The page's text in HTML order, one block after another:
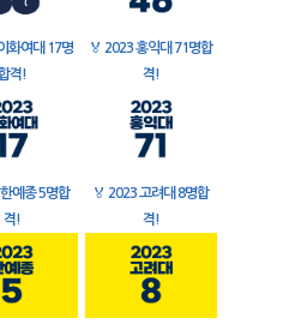
화여대 17명
격!
🏅 2023 홍익대 71명합
격!
예종 5명합
격!
🏅 2023 고려대 8명합
격!